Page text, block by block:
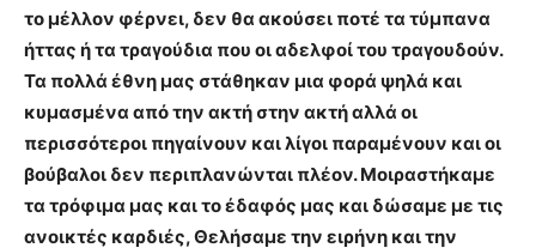
το μέλλον φέρνει, δεν θα ακούσει ποτέ τα τύμπανα
ήττας ή τα τραγούδια που οι αδελφοί του τραγουδούν.
Τα πολλά έθνη μας στάθηκαν μια φορά ψηλά και
κυμασμένα από την ακτή στην ακτή αλλά οι
περισσότεροι πηγαίνουν και λίγοι παραμένουν και οι
βούβαλοι δεν περιπλανώνται πλέον. Μοιραστήκαμε
τα τρόφιμα μας και το έδαφός μας και δώσαμε με τις
ανοικτές καρδιές, Θελήσαμε την ειρήνη και την